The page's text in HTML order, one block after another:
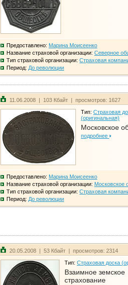
Предоставлено: Марина Моисеенко
Название страховой организации: Северное
Тип страховой организации: Страховая
Период: До революции
11.06.2008 | 103 Кбайт | просмотров: 1627
Тип: Страховая
(оригинальная)
Московское
подробнее
Предоставлено: Марина Моисеенко
Название страховой организации: Московское
Тип страховой организации: Страховая
Период: До революции
20.05.2008 | 53 Кбайт | просмотров: 2314
Тип: Страховая доска
Взаимное земское
страхование